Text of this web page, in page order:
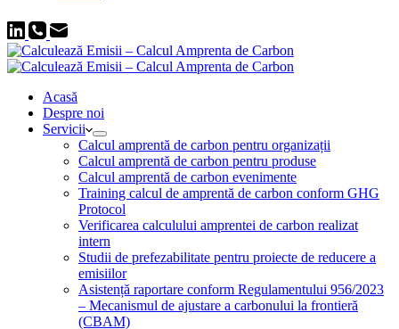
Acasă
Despre noi
Servicii
Calcul amprentă de carbon pentru organizații
Calcul amprentă de carbon pentru produse
Calcul amprentă de carbon evenimente
Training calcul de amprentă de carbon conform GHG
Protocol
Verificarea calculului amprentei de carbon realizat
intern
Studii de prefezabilitate pentru proiecte de reducere a
emisiilor
Asistență raportare conform Regulamentului 956/2023
– Mecanismul de ajustare a carbonului la frontieră
(CBAM)